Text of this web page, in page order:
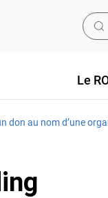
Le
don au nom d’une